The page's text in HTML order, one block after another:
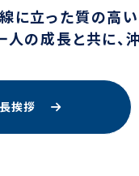
に立った質の高
人の成長と共に、
挨拶